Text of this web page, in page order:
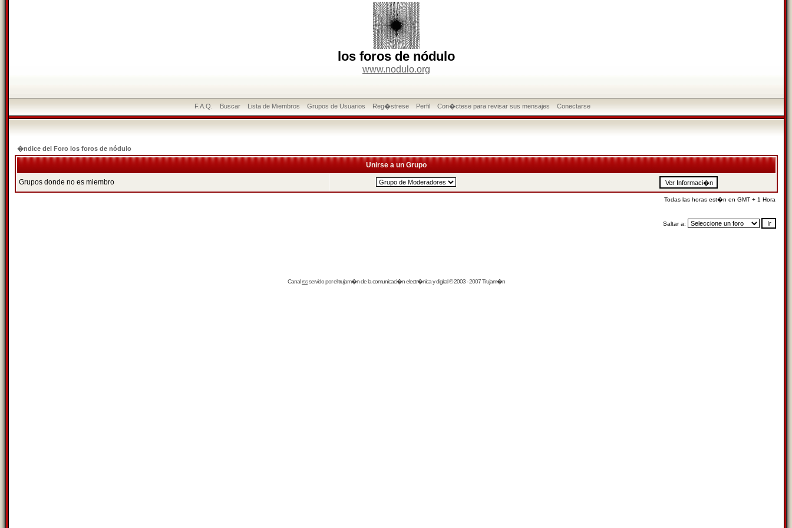
los foros de nódulo
www.nodulo.org
F.A.Q. Buscar Lista de Miembros Grupos de Usuarios Reg�strese Perfil Con�ctese para revisar sus mensajes Conectarse
�ndice del Foro los foros de nódulo
Unirse a un Grupo
Grupos donde no es miembro
Todas las horas est�n en GMT + 1 Hora
Saltar a:
Canalrssservido por eltrujam�nde la comunicaci�n electr�nica y digital © 2003 - 2007 Trujam�n